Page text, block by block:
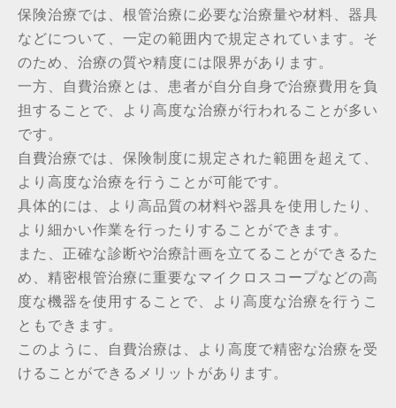
保険治療では、 根管治療に必要な治療量や材料、器具
などについて、 一定の範囲内で規定されています。そ
のため、 治療の質や精度には限界があります。
一方、自費治療とは、 患者が自分自身で治療費用を負
担することで、
より高度な治療が行われることが多い
です。
自費治療では、 保険制度に規定された範囲を超えて、
より高度な治療を行うことが可能です。
具体的には、
より高品質の材料や器具を使用したり、
より細かい作業を行ったりすることができます。
また、正確な診断や治療計画を立てることができるた
め、 精密根管治療に重要なマイクロスコープなどの高
度な機器を使用することで、
より高度な治療を行うこ
ともできます。
このように、自費治療は、
より高度で精密な治療を受
けることができるメリットがあります。